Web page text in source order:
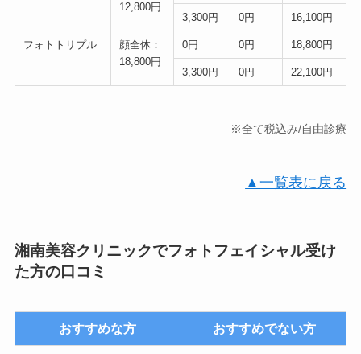
12,800円
3,300円 0円 16,100円
フォトトリプル
顔全体：
18,800円
0円 0円 18,800円
3,300円 0円 22,100円
※全て税込み/自由診療
▲一覧表に戻る
湘南美容クリニックでフォトフェイシャル受け
た方の口コミ
おすすめな方 おすすめでない方